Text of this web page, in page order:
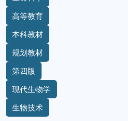
高等教育
本科教材
规划教材
第四版
现代生物学
生物技术